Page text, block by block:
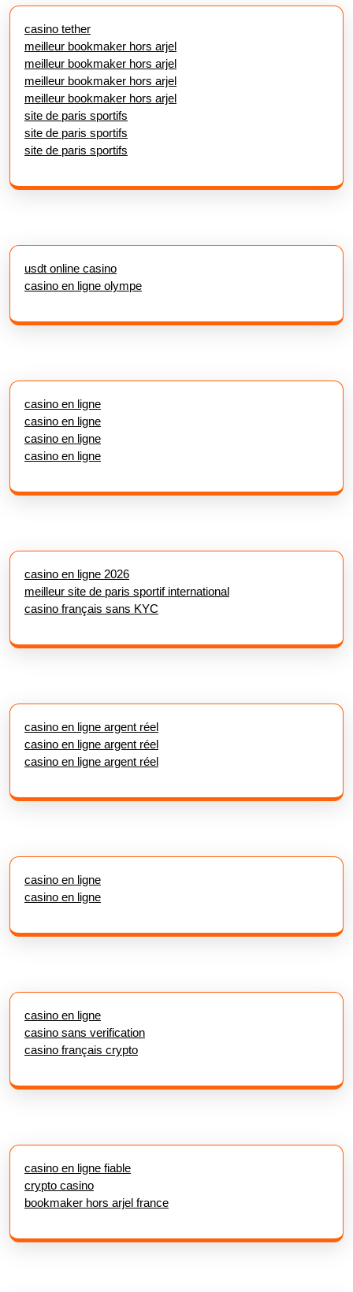
casino tether
meilleur bookmaker hors arjel
meilleur bookmaker hors arjel
meilleur bookmaker hors arjel
meilleur bookmaker hors arjel
site de paris sportifs
site de paris sportifs
site de paris sportifs
usdt online casino
casino en ligne olympe
casino en ligne
casino en ligne
casino en ligne
casino en ligne
casino en ligne 2026
meilleur site de paris sportif international
casino français sans KYC
casino en ligne argent réel
casino en ligne argent réel
casino en ligne argent réel
casino en ligne
casino en ligne
casino en ligne
casino sans verification
casino français crypto
casino en ligne fiable
crypto casino
bookmaker hors arjel france